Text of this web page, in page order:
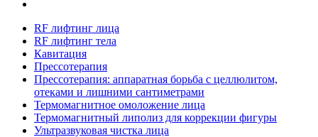
RF лифтинг лица
RF лифтинг тела
Кавитация
Прессотерапия
Прессотерапия: аппаратная борьба с целлюлитом,
отеками и лишними сантиметрами
Термомагнитное омоложение лица
Термомагнитный липолиз для коррекции фигуры
Ультразвуковая чистка лица